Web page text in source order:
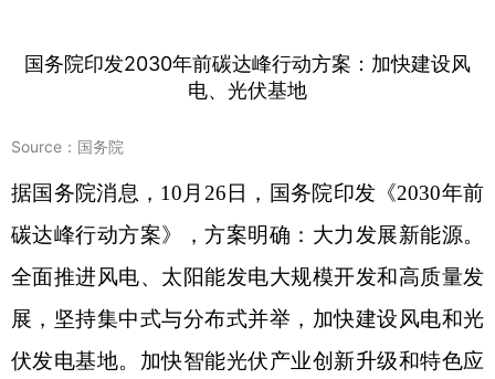
国务院印发2030年前碳达峰行动方案：加快建设风
电、光伏基地
Source：国务院
据国务院消息， 10月26日，国务院印发《2030年前
碳达峰行动方案》，方案明确：大力发展新能源。
全面推进风电、太阳能发电大规模开发和高质量发
展，坚持集中式与分布式并举，加快建设风电和光
伏发电基地。加快智能光伏产业创新升级和特色应